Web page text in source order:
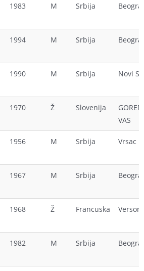
1983 M Srbija
1994 M Srbija
1990 M Srbija Novi
1970 Ž Slovenija
VAS
1956 M Srbija Vrsac
1967 M Srbija
1968 Ž Francuska
1982 M Srbija